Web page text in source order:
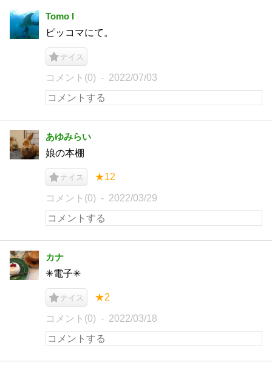
Tomo I
ピッコマにて。
ナイス
コメント(0) 2022/07/03
あゆみらい
娘の本棚
ナイス ★12
コメント(0) 2022/03/29
カナ
✳︎電子✳︎
ナイス ★2
コメント(0) 2022/03/18